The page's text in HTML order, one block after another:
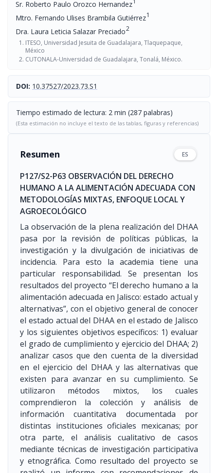
Sr. Roberto Paulo Orozco Hernandez
Mtro. Fernando Ulises Brambila Gutiérrez1
Dra. Laura Leticia Salazar Preciado2
ITESO, Universidad Jesuita de Guadalajara, Tlaquepaque,
México
CUTONALA-Universidad de Guadalajara, Tonalá, México.
DOI: 10.37527/2023.73.S1
Tiempo estimado de lectura: 2 min (287 palabras)
(Esta estimación no incluye el texto de las tablas, figuras y referencias)
Resumen ES
P127/S2-P63 OBSERVACIÓN DEL DERECHO
HUMANO A LA ALIMENTACIÓN ADECUADA CON
METODOLOGÍAS MIXTAS, ENFOQUE LOCAL Y
AGROECOLÓGICO
La observación de la plena realización del DHAA
pasa por la revisión de políticas públicas, la
investigación y la divulgación de iniciativas de
incidencia. Para esto la academia tiene una
particular responsabilidad. Se presentan los
resultados del proyecto “El derecho humano a la
alimentación adecuada en Jalisco: estado actual y
alternativas”, con el objetivo general de conocer
el estado actual del DHAA en el estado de Jalisco
y los siguientes objetivos específicos: 1) evaluar
el grado de cumplimiento y ejercicio del DHAA; 2)
analizar casos que den cuenta de la diversidad
en el ejercicio del DHAA y las alternativas que
existen para avanzar en su cumplimiento. Se
utilizaron métodos mixtos, los cuales
comprendieron la colección y análisis de
información cuantitativa documentada por
distintas instituciones oficiales mexicanas; por
otra parte, el análisis cualitativo de casos
mediante técnicas de investigación participativa
y etnográfica. Como resultado del proyecto se